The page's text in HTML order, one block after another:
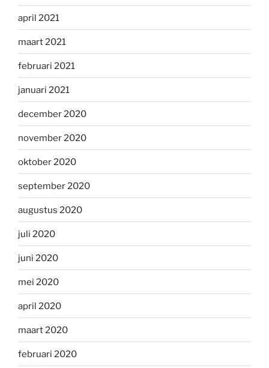
april 2021
maart 2021
februari 2021
januari 2021
december 2020
november 2020
oktober 2020
september 2020
augustus 2020
juli 2020
juni 2020
mei 2020
april 2020
maart 2020
februari 2020